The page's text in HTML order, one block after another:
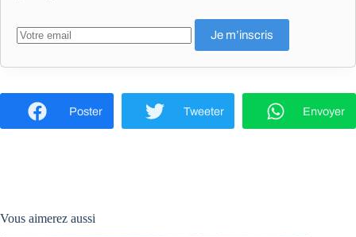
Poster Tweeter Envoyer
Vous aimerez aussi